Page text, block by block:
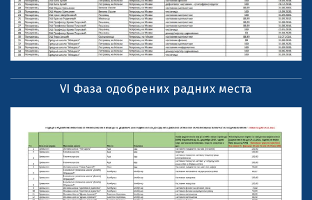
VI Фаза одобрених радних места